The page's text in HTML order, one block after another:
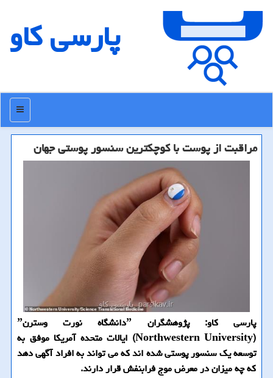
پارسی كاو
منو
مراقبت از پوست با كوچكترین سنسور پوستی جهان
پارسی كاو: پژوهشگران ˮدانشگاه نورت وسترنˮ
(Northwestern University) ایالات متحده آمریكا موفق به
توسعه یك سنسور پوستی شده اند كه می تواند به افراد آگهی دهد
كه چه میزان در معرض موج فرابنفش قرار دارند.